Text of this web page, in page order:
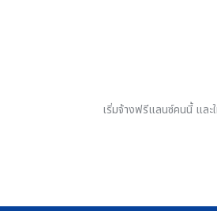
เริ่มจ้างฟรีแลนซ์คนนี้ และ